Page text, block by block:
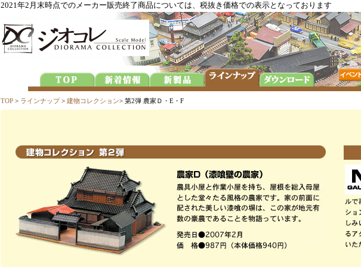
2021年2月末時点でのメーカー販売終了商品については、税抜き価格での表示となっております
TOP > ラインナップ> 建物コレクション> 第2弾 農家Ｄ・E・F